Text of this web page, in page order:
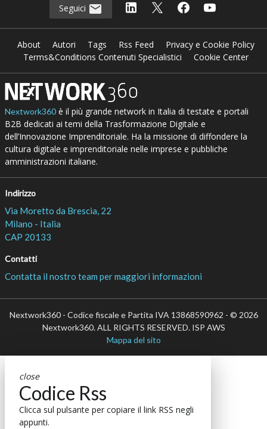
Seguici
About Autori Tags Rss Feed
Privacy e Cookie Policy
Terms&Conditions Contenuti Specialistici
Cookie Center
Nextwork360è il più grande network in Italia di testate e portali
B2B dedicati ai temi della Trasformazione Digitale e
dell’Innovazione Imprenditoriale. Ha la missione di diffondere la
cultura digitale e imprenditoriale nelle imprese e pubbliche
amministrazioni italiane.
Indirizzo
Via Moretto da Brescia, 22
Milano - Italia
CAP 20133
Contatti
Contatta il nostro team per maggiori informazioni
Nextwork360 - Codice fiscale e Partita IVA 13868590962 - © 2026
Nextwork360. ALL RIGHTS RESERVED. ISP AWS
Mappa del sito
close
Codice Rss
Clicca sul pulsante per copiare il link RSS negli
appunti.